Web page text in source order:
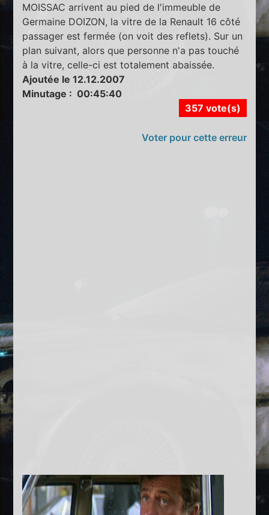
MOISSAC arrivent au pied de l'immeuble de
Germaine DOIZON, la vitre de la Renault 16 côté
passager est fermée (on voit des reflets). Sur un
plan suivant, alors que personne n'a pas touché
à la vitre, celle-ci est totalement abaissée.
Ajoutée le 12.12.2007
Minutage : 00:45:40
357 vote(s)
Voter pour cette erreur